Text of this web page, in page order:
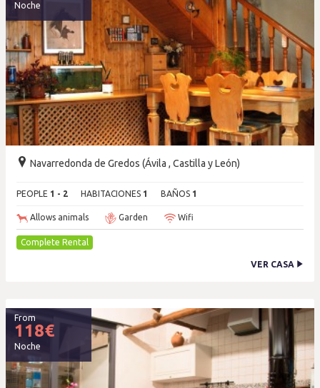
Noche
Navarredonda de Gredos (Ávila , Castilla y León)
PEOPLE 1 - 2 HABITACIONES 1 BAÑOS 1
Allows animals Garden Wifi
Complete Rental
VER CASA
From
118€
Noche